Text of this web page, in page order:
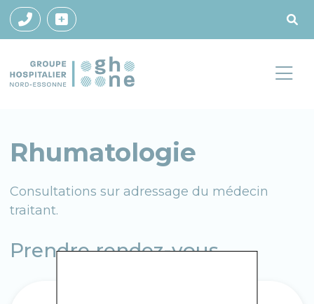
Rhumatologie
Consultations sur adressage du médecin
traitant.
Prendre rendez-vous